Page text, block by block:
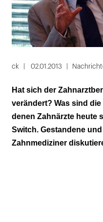
ck 02.01.2013
Hat sich der
verändert? Was sind
denen Zahnärzte heute
Switch. Gestandene
Zahnmediziner